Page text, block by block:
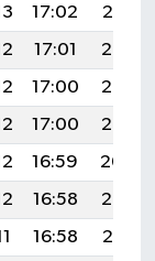
17:02
20:10
17:01
20:08
17:00
20:07
17:00
20:05
16:59
20:04
16:58
20:02
16:58
20:01